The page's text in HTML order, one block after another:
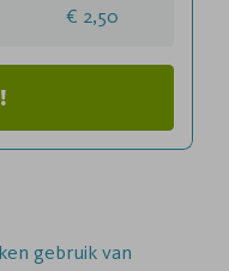
2,50
gebruik van